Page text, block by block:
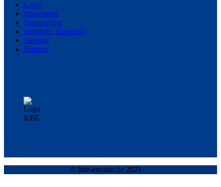
Login
Impres­sum
Daten­schutz
rechtliche Hin­weise
Sitemap
Kon­takt
© kbe-enviam.de 2021